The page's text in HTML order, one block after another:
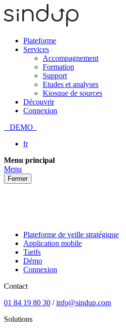
Plateforme
Services
Accompagnement
Formation
Support
Etudes et analyses
Kiosque de sources
Découvrir
Connexion
DEMO
fr
Passer
au
contenu
Menu principal
Menu
Fermer
Plateforme de veille stratégique
Application mobile
Tarifs
Démo
Connexion
Contact
01 84 19 80 30 /info@sindup.com
Solutions